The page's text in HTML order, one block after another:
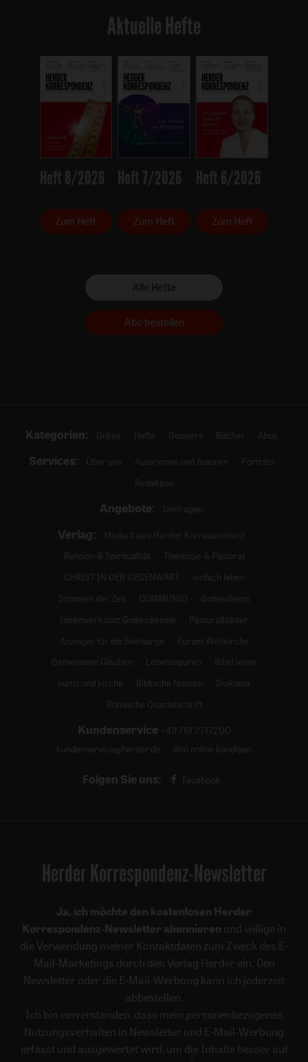
Aktuelle Hefte
Heft 8/2026
Zum Heft
Heft 7/2026
Zum Heft
Heft 6/2026
Zum Heft
Alle Hefte
Abo bestellen
Kategorien: Online Hefte Dossiers Bücher Abos
Services: Über uns Autorinnen und Autoren
Porträts
Redaktion
Angebote: Umfragen
Verlag:
Media Sales Herder Korrespondenz
Religion & Spiritualität
Theologie & Pastoral
CHRIST IN DER GEGENWART
einfach leben
Stimmen der Zeit
COMMUNIO
Gottesdienst
Ideenwerkstatt Gottesdienste
Pastoralblätter
Anzeiger für die Seelsorge
Forum Weltkirche
Gemeinsam Glauben
Lebensspuren
Bibel lesen
kunst und kirche
Biblische Notizen
Diakonia
Römische Quartalschrift
Kundenservice +49 761 2717200
kundenservice@herder.de
Abo online kündigen
Folgen Sie uns: Facebook
Herder Korrespondenz-Newsletter
Ja, ich möchte den kostenlosen Herder
Korrespondenz-Newsletter abonnieren und willige in
die Verwendung meiner Kontaktdaten zum Zweck des E-
Mail-Marketings durch den Verlag Herder ein. Den
Newsletter oder die E-Mail-Werbung kann ich jederzeit
abbestellen.
Ich bin einverstanden, dass mein personenbezogenes
Nutzungsverhalten in Newsletter und E-Mail-Werbung
erfasst und ausgewertet wird, um die Inhalte besser auf